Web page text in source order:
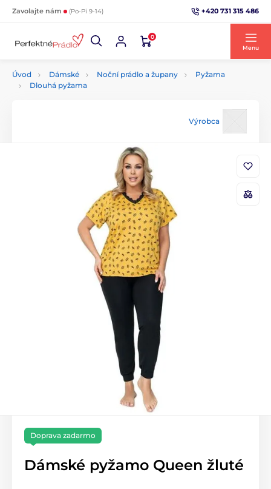
Zavolajte nám (Po-Pi 9-14) +420 731 315 486
0
Menu
Úvod Dámské Noční prádlo a župany
Pyžama
Dlouhá pyžama
Výrobca
Doprava zadarmo
Dámské pyžamo Queen žluté